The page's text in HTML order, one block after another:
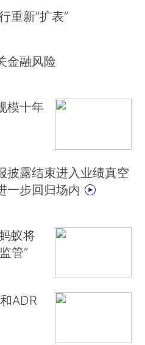
重新“扩表”
金融风险
模十年
披露结束进入业绩真空
一步回归场内
蚁将
管”
ADR